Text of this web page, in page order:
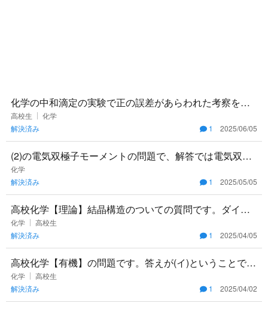
化学の中和滴定の実験で正の誤差があらわれた考察を考
えているんですが、空気中の二酸化炭素と反応して正の
誤差があらわれたのは
高校生
化学
解決済み
1 2025/06/05
(2)の電気双極子モーメントの問題で、解答では電気双極
子モーメントを原子間距離で割り、それを電子一個当た
りの電荷で割って
化学
解決済み
1 2025/05/05
高校化学【理論】結晶構造のついての質問です。ダイヤ
モンド型結晶格子の単位格子1辺をaとした時の原子間距
離を求めよという問
化学
高校生
解決済み
1 2025/04/05
高校化学【有機】の問題です。答えが(イ)ということです
が、(エ)をどのようにして選択肢から外せば良いのか分か
りません。加
化学
高校生
解決済み
1 2025/04/02